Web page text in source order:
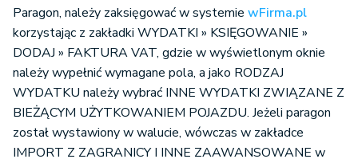
Paragon, należy zaksięgować w systemie wFirma.pl
korzystając z zakładki WYDATKI » KSIĘGOWANIE »
DODAJ » FAKTURA VAT, gdzie w wyświetlonym oknie
należy wypełnić wymagane pola, a jako RODZAJ
WYDATKU należy wybrać INNE WYDATKI ZWIĄZANE Z
BIEŻĄCYM UŻYTKOWANIEM POJAZDU. Jeżeli paragon
został wystawiony w walucie, wówczas w zakładce
IMPORT Z ZAGRANICY I INNE ZAAWANSOWANE w